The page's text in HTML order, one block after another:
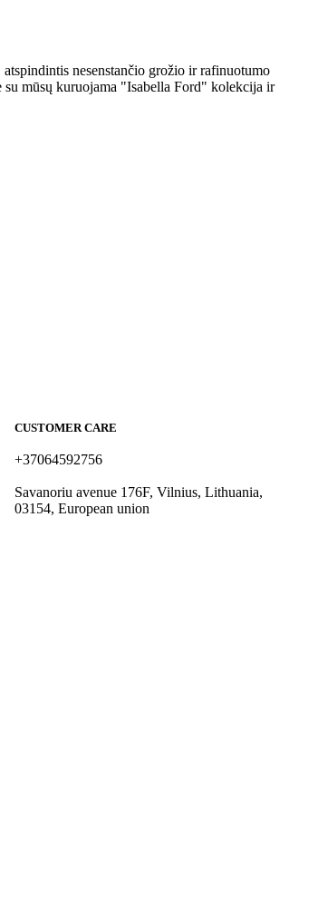
nesenstančio grožio ir rafinuotumo
su mūsų kuruojama "Isabella Ford" kolekcija ir
CUSTOMER CARE
+37064592756
Savanoriu avenue 176F, Vilnius, Lithuania,
03154, European union